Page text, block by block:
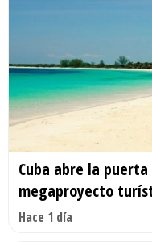
Cuba abre la puerta
megaproyecto
Hace 1 día